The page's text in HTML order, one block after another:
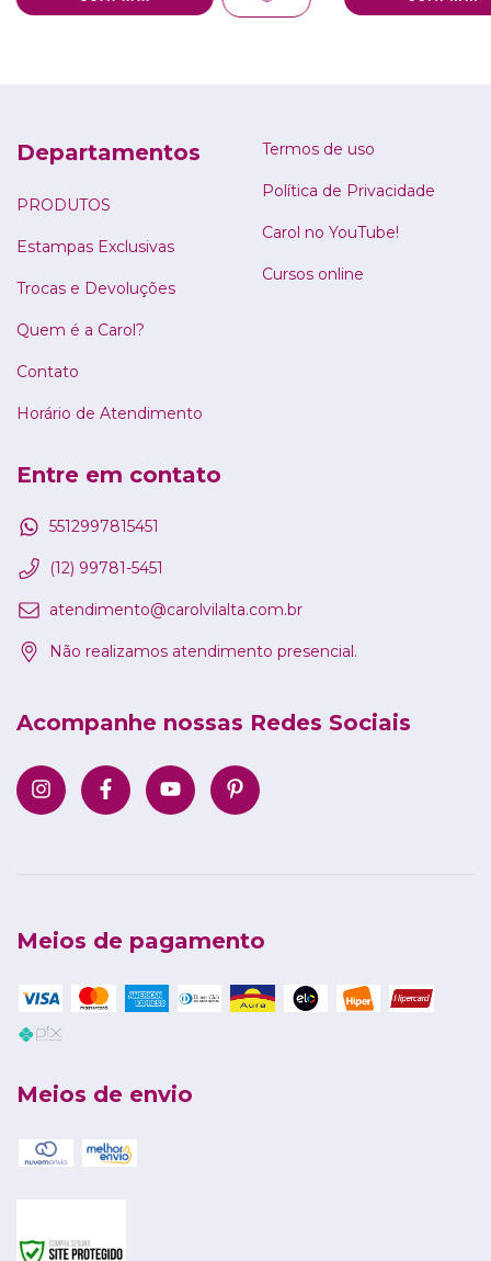
Departamentos
PRODUTOS
Estampas Exclusivas
Trocas e Devoluções
Quem é a Carol?
Contato
Horário de Atendimento
Termos de uso
Política de Privacidade
Carol no YouTube!
Cursos online
Entre em contato
5512997815451
(12) 99781-5451
atendimento@carolvilalta.com.br
Não realizamos atendimento presencial.
Acompanhe nossas Redes Sociais
Meios de pagamento
Meios de envio